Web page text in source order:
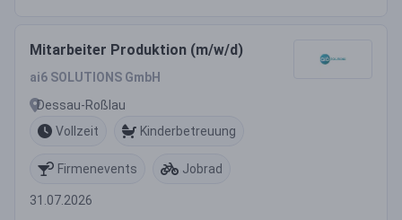
Mitarbeiter Produktion (m/w/d)
ai6 SOLUTIONS GmbH
Dessau-Roßlau
Vollzeit
Kinderbetreuung
Firmenevents Jobrad
31.07.2026